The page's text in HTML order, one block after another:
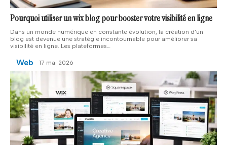
Pourquoi utiliser un wix blog pour booster votre visibilité en ligne
Dans un monde numérique en constante évolution, la création d'un
blog est devenue une stratégie incontournable pour améliorer sa
visibilité en ligne. Les plateformes…
Web 17 mai 2026